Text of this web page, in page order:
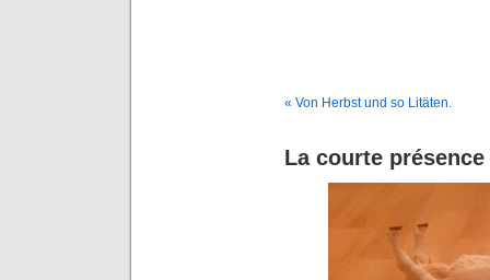
« Von Herbst und so Litäten.
La courte présence